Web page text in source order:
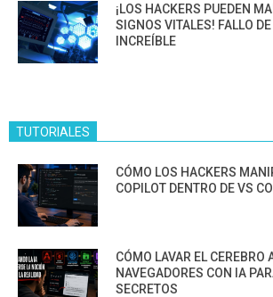
¡LOS HACKERS PUEDEN
SIGNOS VITALES! FALLO
INCREÍBLE
TUTORIALES
CÓMO LOS HACKERS
COPILOT DENTRO DE VS
CÓMO LAVAR EL CEREBRO
NAVEGADORES CON IA
SECRETOS